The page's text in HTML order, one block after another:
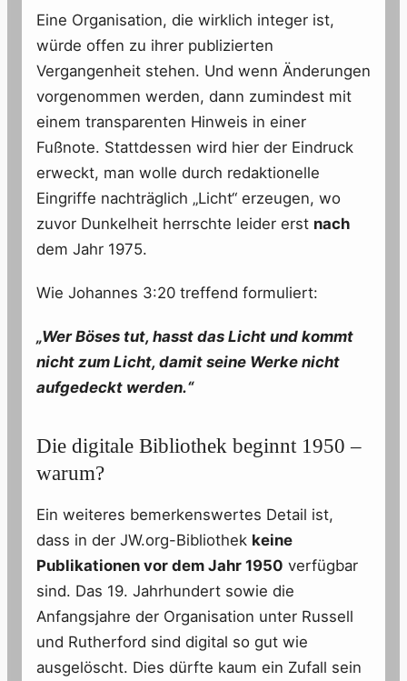
Eine Organisation, die wirklich integer ist,
würde offen zu ihrer publizierten
Vergangenheit stehen. Und wenn Änderungen
vorgenommen werden, dann zumindest mit
einem transparenten Hinweis in einer
Fußnote. Stattdessen wird hier der Eindruck
erweckt, man wolle durch redaktionelle
Eingriffe nachträglich „Licht“ erzeugen, wo
zuvor Dunkelheit herrschte leider erst nach
dem Jahr 1975.
Wie Johannes 3:20 treffend formuliert:
„Wer Böses tut, hasst das Licht und kommt
nicht zum Licht, damit seine Werke nicht
aufgedeckt werden.“
Die digitale Bibliothek beginnt 1950 –
warum?
Ein weiteres bemerkenswertes Detail ist,
dass in der JW.org-Bibliothek keine
Publikationen vor dem Jahr 1950 verfügbar
sind. Das 19. Jahrhundert sowie die
Anfangsjahre der Organisation unter Russell
und Rutherford sind digital so gut wie
ausgelöscht. Dies dürfte kaum ein Zufall sein